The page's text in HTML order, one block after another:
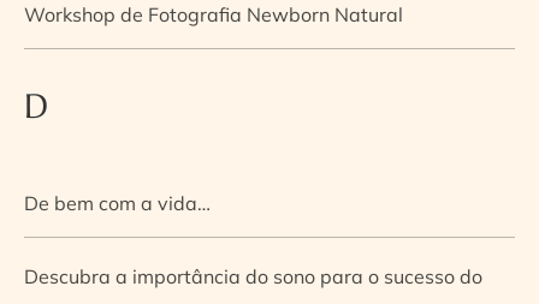
Workshop de Fotografia Newborn Natural
D
De bem com a vida…
Descubra a importância do sono para o sucesso do